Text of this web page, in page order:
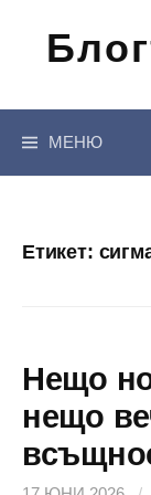
съдържанието
МЕНЮ
Етикет:
Нещо
нещо